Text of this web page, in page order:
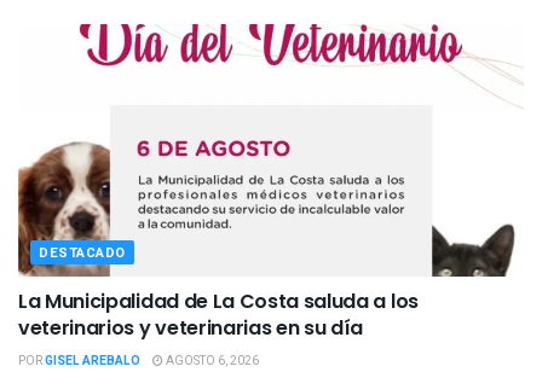
DESTACADO
La Municipalidad de La Costa saluda a los
veterinarios y veterinarias en su día
PORGISEL AREBALO AGOSTO 6, 2026